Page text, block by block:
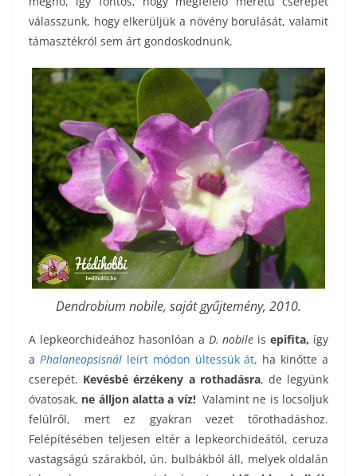
válasszunk, hogy elkerüljük a növény borulását, valamit
támasztékról sem árt gondoskodnunk.
Dendrobium nobile, saját gyűjtemény, 2010.
A lepkeorchideához hasonlóan a D. nobile isepifita, így
a Phalaneopsisnálleírt módon ültessük át, ha kinőtte a
cserepét. Kevésbé érzékeny a rothadásra, de legyünk
óvatosak, ne álljon alatta a víz!Valamint ne is locsoljuk
felülről, mert ez gyakran vezet tőrothadáshoz.
Felépítésében teljesen eltér a lepkeorchideától, ceruza
vastagságú szárakból, ún. bulbákból áll, melyek oldalán